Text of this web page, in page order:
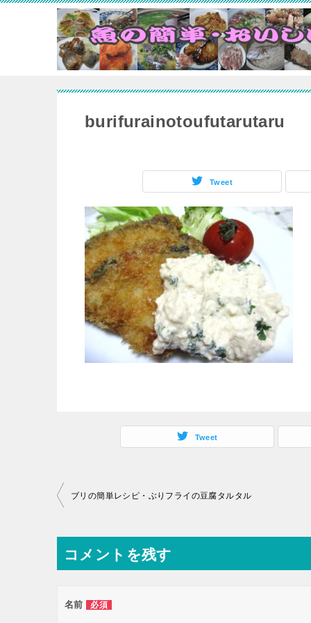
burifurainotoufutarutaru
Tweet
Tweet
投
ナ
ビ
ー
ブリの簡単レシピ・ぶりフライの豆腐タルタル
コメントを残す
名前 必須